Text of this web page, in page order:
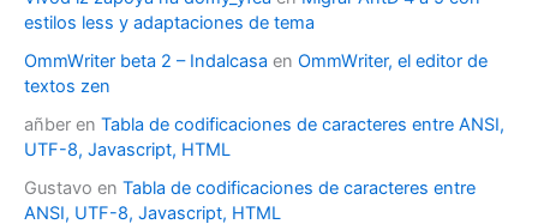
estilos less y adaptaciones de tema
OmmWriter beta 2 – Indalcasa en OmmWriter, el editor de
textos zen
añber en Tabla de codificaciones de caracteres entre ANSI,
UTF-8, Javascript, HTML
Gustavo en Tabla de codificaciones de caracteres entre
ANSI, UTF-8, Javascript, HTML